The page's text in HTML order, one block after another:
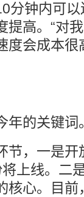
分钟内可
提高。“对
度会成本很
年的关键词
节，一是
上线。二
核心。目